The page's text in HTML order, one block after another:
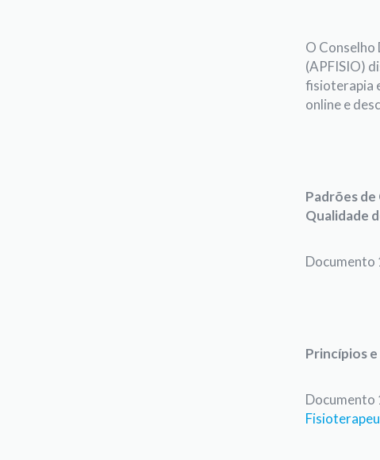
O
(APFISIO)
fisioterapia
online e
Padrões de
Qualidade
Documento
Princípios
Documento